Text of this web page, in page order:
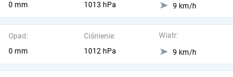
0 mm
1013 hPa
9 km/h
Opad:
0 mm
Ciśnienie:
1012 hPa
Wiatr:
9 km/h